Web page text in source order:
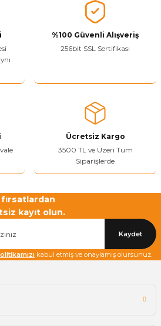
%100 Güvenli Alışveriş
256bit SSL Sertifikası
Ücretsiz Kargo
3500 TL ve Üzeri Tüm
Siparişlerde
kayıt olun.
Kaydet
kabul etmiş ve onaylamış olursunuz.